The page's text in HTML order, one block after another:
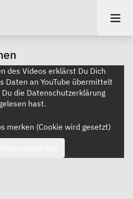
des Videos erklärst Du Dich
Daten an YouTube übermittelt
die Datenschutzerklärung
hast.
merken (Cookie wird gesetzt)